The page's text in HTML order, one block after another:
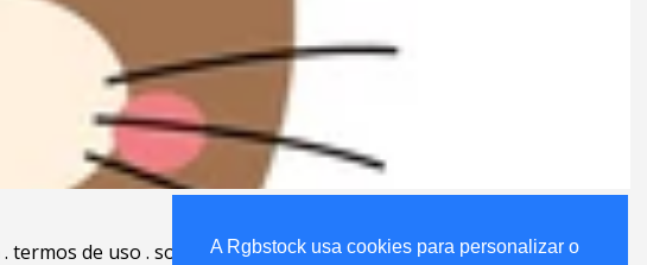
A Rgbstock usa cookies para personalizar o
A Rgbstock usa cookies para personalizar o
. termos de uso . sobre .